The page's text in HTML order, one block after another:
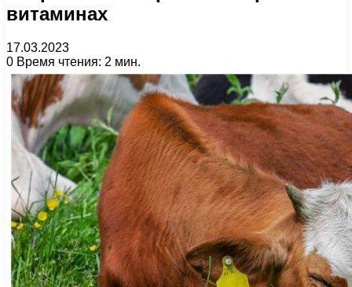
витаминах
17.03.2023
0 Время чтения: 2 мин.